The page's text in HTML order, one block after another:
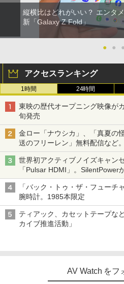
縦横比はどれがいい？ エンタ
新「Galaxy Z Fold」
● ● ●
アクセスランキング
1時間 24時間
東映の歴代オープニング映像が
旬発売
金ロー「ナウシカ」、「真夏の
送のフリーレン」無料配信など
世界初アクティブノイズキャン
「Pulsar HDMI」。SilentPower
「バック・トゥ・ザ・フューチ
腕時計。1985本限定
ティアック、カセットテープな
カイブ推進活動」
AV Watch をフ